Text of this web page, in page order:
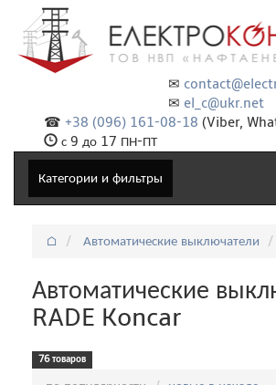
✉
✉ el_c@ukr.net
☎ +38 (096) 161-08-18 (Viber,
с 9 до 17 ПН-ПТ
Категории и фильтры
⌂ Автоматические выключатели
Автоматические
RADE Koncar
76 товаров